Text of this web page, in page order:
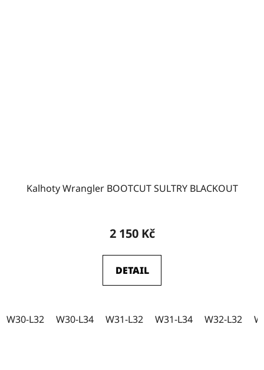
Kalhoty Wrangler BOOTCUT SULTRY BLACKOUT
2 150 Kč
DETAIL
W30-L32 W30-L34 W31-L32 W31-L34 W32-L32